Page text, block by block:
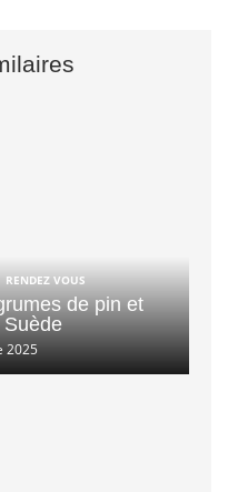
RENDEZ VOUS
de pin et
Suède
2025